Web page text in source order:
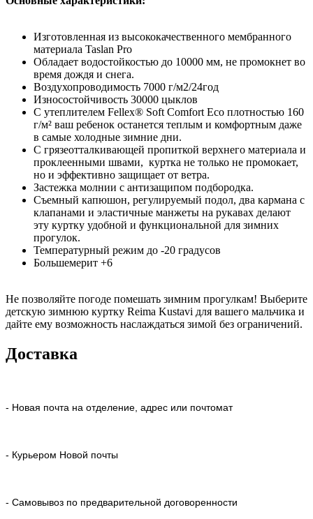
Изготовленная из высококачественного мембранного
материала Taslan Pro
Обладает водостойкостью до 10000 мм, не промокнет во
время дождя и снега.
Воздухопроводимость 7000 г/м2/24год
Износостойчивость 30000 цыклов
С утеплителем Fellex® Soft Comfort Eco плотностью 160
г/м² ваш ребенок останется теплым и комфортным даже
в самые холодные зимние дни.
С грязеотталкивающей пропиткой верхнего материала и
проклеенными швами, куртка не только не промокает,
но и эффективно защищает от ветра.
Застежка молнии с антизащипом подбородка.
Съемный капюшон, регулируемый подол, два кармана с
клапанами и эластичные манжеты на рукавах делают
эту куртку удобной и функциональной для зимних
прогулок.
Температурный режим до -20 градусов
Большемерит +6
Не позволяйте погоде помешать зимним прогулкам! Выберите
детскую зимнюю куртку Reima Kustavi для вашего мальчика и
дайте ему возможность наслаждаться зимой без ограничений.
Доставка
- Новая почта на отделение, адрес или почтомат
- Курьером Новой почты
- Самовывоз по предварительной договоренности